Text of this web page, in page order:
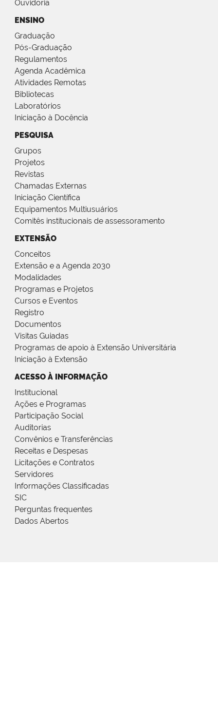
Ouvidoria
ENSINO
Graduação
Pós-Graduação
Regulamentos
Agenda Acadêmica
Atividades Remotas
Bibliotecas
Laboratórios
Iniciação à Docência
PESQUISA
Grupos
Projetos
Revistas
Chamadas Externas
Iniciação Científica
Equipamentos Multiusuários
Comitês institucionais de assessoramento
EXTENSÃO
Conceitos
Extensão e a Agenda 2030
Modalidades
Programas e Projetos
Cursos e Eventos
Registro
Documentos
Visitas Guiadas
Programas de apoio à Extensão Universitária
Iniciação à Extensão
ACESSO À INFORMAÇÃO
Institucional
Ações e Programas
Participação Social
Auditorias
Convênios e Transferências
Receitas e Despesas
Licitações e Contratos
Servidores
Informações Classificadas
SIC
Perguntas frequentes
Dados Abertos